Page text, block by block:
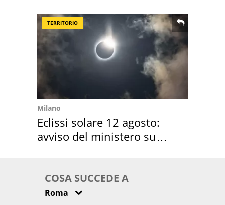
TERRITORIO
Milano
Eclissi solare 12 agosto:
avviso del ministero su